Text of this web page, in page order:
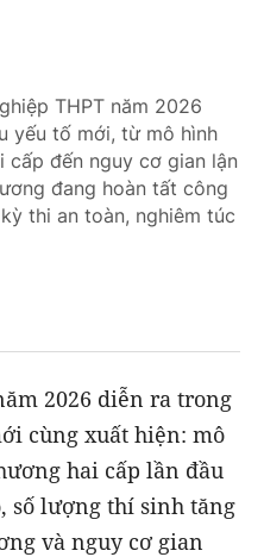
THPT năm 2026
yếu tố mới, từ mô hình
cấp đến nguy cơ gian lận
đang hoàn tất công
thi an toàn, nghiêm túc
2026 diễn ra trong
cùng xuất hiện: mô
hai cấp lần đầu
số lượng thí sinh tăng
và nguy cơ gian